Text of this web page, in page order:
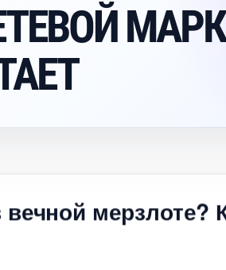
мерзлоте?